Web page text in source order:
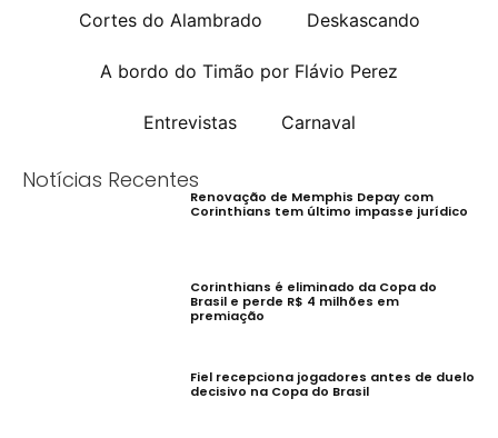
Cortes do Alambrado Deskascando
A bordo do Timão por Flávio Perez
Entrevistas Carnaval
Notícias Recentes
Renovação de Memphis Depay com
Corinthians tem último impasse jurídico
Corinthians é eliminado da Copa do
Brasil e perde R$ 4 milhões em
premiação
Fiel recepciona jogadores antes de duelo
decisivo na Copa do Brasil